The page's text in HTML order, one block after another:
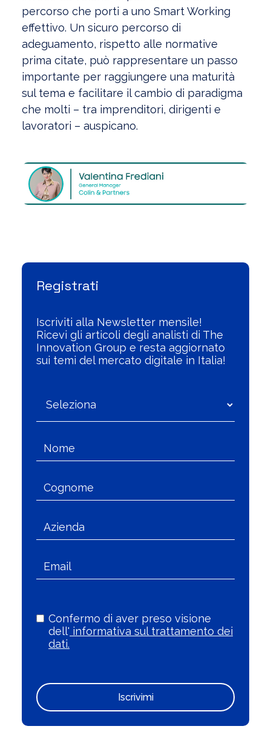
percorso che porti a uno Smart Working
effettivo. Un sicuro percorso di
adeguamento, rispetto alle normative
prima citate, può rappresentare un passo
importante per raggiungere una maturità
sul tema e facilitare il cambio di paradigma
che molti – tra imprenditori, dirigenti e
lavoratori – auspicano.
Registrati
Iscriviti alla Newsletter mensile!
Ricevi gli articoli degli analisti di The
Innovation Group e resta aggiornato
sui temi del mercato digitale in Italia!
Confermo di aver preso visione
dell' informativa sul trattamento dei
dati.
Iscrivimi